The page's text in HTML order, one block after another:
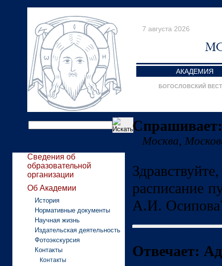
7 августа 2026
АКАДЕМИЯ
БОГОСЛОВСКИЙ
Сведения об
образовательной
организации
Об Академии
История
Нормативные документы
Научная жизнь
Издательская деятельность
Фотоэкскурсия
Контакты
Контакты
Москва,
расписание
А.И.
Отвечает: